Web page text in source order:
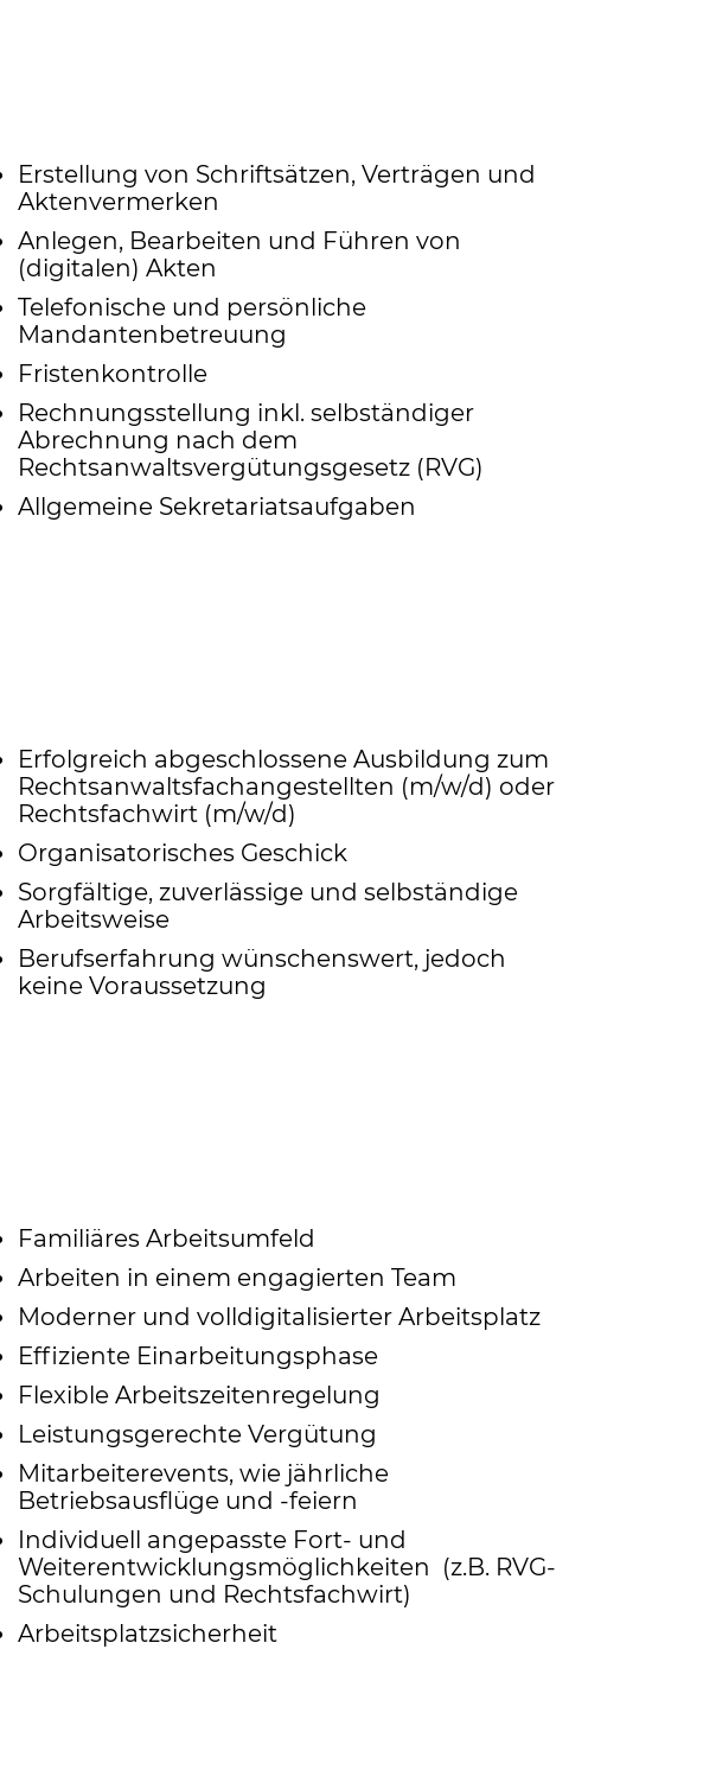
Erstellung von Schriftsätzen, Verträgen und
Aktenvermerken
Anlegen, Bearbeiten und Führen von
(digitalen) Akten
Telefonische und persönliche
Mandantenbetreuung
Fristenkontrolle
Rechnungsstellung inkl. selbständiger
Abrechnung nach dem
Rechtsanwaltsvergütungsgesetz (RVG)
Allgemeine Sekretariatsaufgaben
Erfolgreich abgeschlossene Ausbildung zum
Rechtsanwaltsfachangestellten (m/w/d) oder
Rechtsfachwirt (m/w/d)
Organisatorisches Geschick
Sorgfältige, zuverlässige und selbständige
Arbeitsweise
Berufserfahrung wünschenswert, jedoch
keine Voraussetzung
Familiäres Arbeitsumfeld
Arbeiten in einem engagierten Team
Moderner und volldigitalisierter Arbeitsplatz
Effiziente Einarbeitungsphase
Flexible Arbeitszeitenregelung
Leistungsgerechte Vergütung
Mitarbeiterevents, wie jährliche
Betriebsausflüge und -feiern
Individuell angepasste Fort- und
Weiterentwicklungsmöglichkeiten (z.B. RVG-
Schulungen und Rechtsfachwirt)
Arbeitsplatzsicherheit